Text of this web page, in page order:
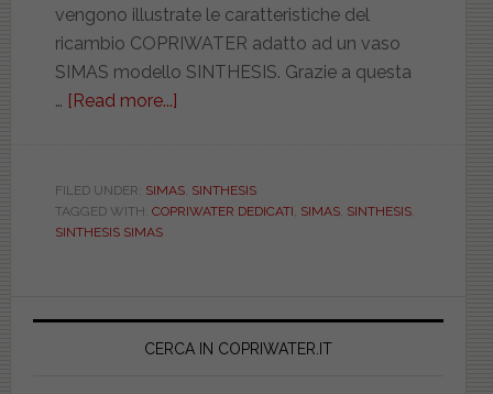
vengono illustrate le caratteristiche del
ricambio COPRIWATER adatto ad un vaso
SIMAS modello SINTHESIS. Grazie a questa
… [Read more...]
BIANCO.
DEDICATO.
FILED UNDER: SIMAS, SINTHESIS
TAGGED WITH: COPRIWATER DEDICATI SIMAS, SINTHESIS,
SINTHESIS SIMAS
Primary
CERCA IN COPRIWATER.IT